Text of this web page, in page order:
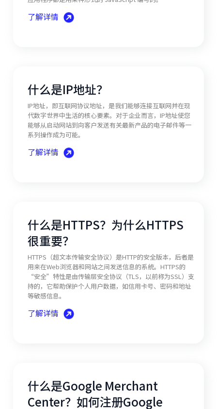
了解详情
什么是IP地址？
IP地址，即互联网协议地址，是我们能够连接互联网并在现
代数字世界中生活的核心要素。对于企业而言，IP地址使您
能够从启动网站到向客户发送有关最新产品的电子邮件等一
系列操作成为可能。
了解详情
什么是HTTPS？为什么HTTPS
很重要？
HTTPS（超文本传输安全协议）是HTTP的安全版本，后者是
用来在Web浏览器和网站之间发送信息的系统。HTTPS的
“安全”特性是由传输层安全协议（TLS，以前称为SSL）支
持的，它帮助保护个人用户数据，如信用卡号、密码和地址
等敏感信息。
了解详情
什么是Google Merchant
Center？如何注册Google